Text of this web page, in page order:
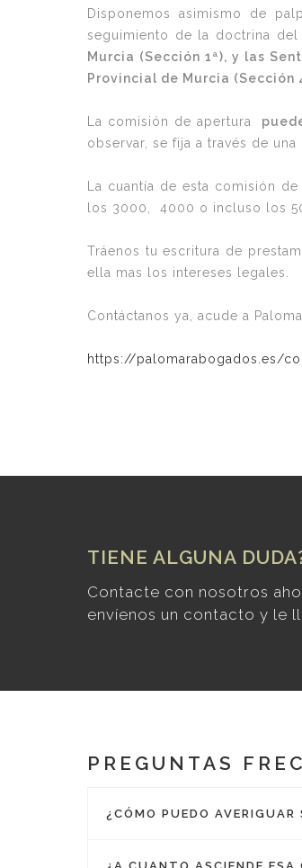
Disponemos asimismo de
seguimiento de la doctrina del
Murcia (Sección 1ª), y las
Provincial de Murcia (Sección
La comisión de apertura
observar, se fija a través de
La cuantía de esta comisión
los 3000, 4000 o incluso los
Tráenos tu escritura de
ella mas los intereses legales.
Contáctanos ya, acude a
https://palomarabogados.es/
TIENE ALGUNA
Contacte con nosotros
envíenos un contacto y le
PREGUNTAS
¿CÓMO PUEDO